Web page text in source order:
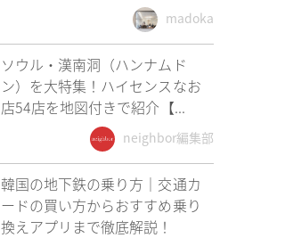
madoka
ソウル・漢南洞（ハンナムド
ン）を大特集！ハイセンスなお
店54店を地図付きで紹介【...
neighbor編集部
韓国の地下鉄の乗り方｜交通カ
ードの買い方からおすすめ乗り
換えアプリまで徹底解説！